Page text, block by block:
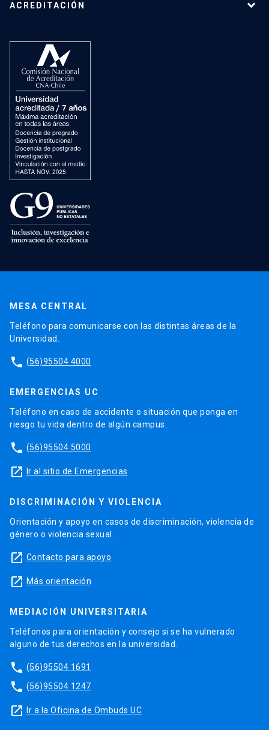
ACREDITACIÓN
MESA CENTRAL
Teléfono para comunicarse con las distintas áreas de la
Universidad.
phone (56)95504 4000
EMERGENCIAS UC
Teléfono en caso de accidente o situación que ponga en
riesgo tu vida dentro de algún campus.
phone (56)95504 5000
launch Ir al sitio de Emergencias
DISCRIMINACIÓN Y VIOLENCIA
Orientación y apoyo en casos de discriminación, violencia de
género o violencia sexual.
launch Contacto para apoyo
launch Más orientación
MEDIACIÓN UNIVERSITARIA
Teléfonos para orientación y consejo si se ha vulnerado
alguno de tus derechos en la universidad.
phone (56)95504 1691
phone (56)95504 1247
launch Ir a la Oficina de Ombuds UC